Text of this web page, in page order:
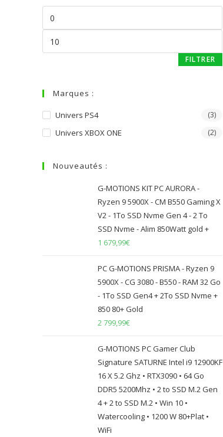
FILTRER
Marques :
Univers PS4 (3)
Univers XBOX ONE (2)
Nouveautés :
G-MOTIONS KIT PC AURORA -
Ryzen 9 5900X - CM B550 Gaming X
V2 - 1To SSD Nvme Gen 4 - 2 To
SSD Nvme - Alim 850Watt gold +
1 679,99€
PC G-MOTIONS PRISMA - Ryzen 9
5900X - CG 3080 - B550 - RAM 32 Go
- 1To SSD Gen4 + 2To SSD Nvme +
850 80+ Gold
2 799,99€
G-MOTIONS PC Gamer Club
Signature SATURNE Intel i9 12900KF
16 X 5.2 Ghz • RTX3090 • 64 Go
DDR5 5200Mhz • 2 to SSD M.2 Gen
4 + 2 to SSD M.2 • Win 10 •
Watercooling • 1200 W 80+Plat •
WiFi